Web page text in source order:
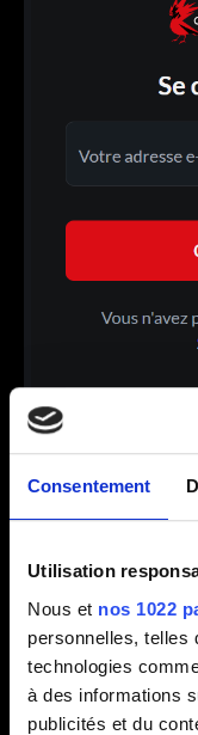
Consentement
Utilisation
Nous et nos 1022
personnelles, telles
technologies
à des informations
publicités et du